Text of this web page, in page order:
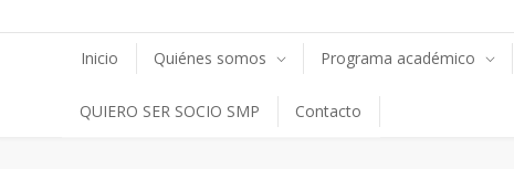
Inicio Quiénes somos Programa académico
QUIERO SER SOCIO SMP Contacto